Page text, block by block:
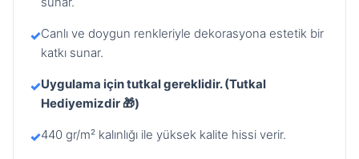
✓Canlı ve doygun renkleriyle dekorasyona estetik bir
katkı sunar.
✓Uygulama için tutkal gereklidir. (Tutkal
Hediyemizdir 🎁)
✓440 gr/m² kalınlığı ile yüksek kalite hissi verir.